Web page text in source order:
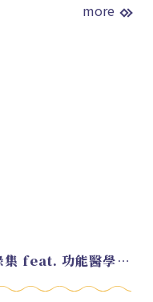
more
EP.220 好久不見！2026 試錄集 feat. 功能醫學營養師 美寶